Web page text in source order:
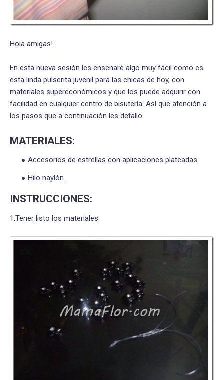
Hola amigas!
En esta nueva sesión les ensenaré algo muy fácil como es
esta linda pulserita juvenil para las chicas de hoy, con
materiales supereconómicos y que los puede adquirir con
facilidad en cualquier centro de bisutería. Así que atención a
los pasos que a continuación les detallo:
MATERIALES:
Accesorios de estrellas con aplicaciones plateadas.
Hilo naylón.
INSTRUCCIONES:
1.Tener listo los materiales: